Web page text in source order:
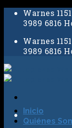
Skip
Warnes
3989 6816
Warnes
3989 6816
Inicio
Quiénes